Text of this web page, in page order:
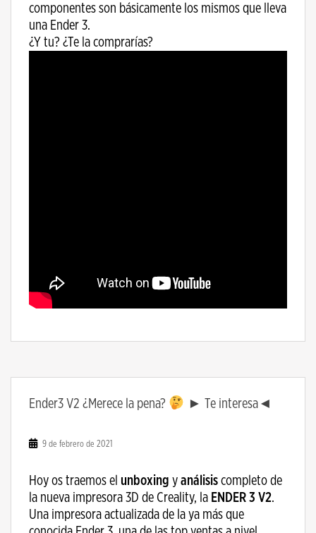
componentes son básicamente los mismos que lleva
una Ender 3.
¿Y tu? ¿Te la comprarías?
Ender3 V2 ¿Merece la pena? ► Te interesa◄
9 de febrero de 2021
Hoy os traemos el unboxing y análisis completo de
la nueva impresora 3D de Creality, la ENDER 3 V2.
Una impresora actualizada de la ya más que